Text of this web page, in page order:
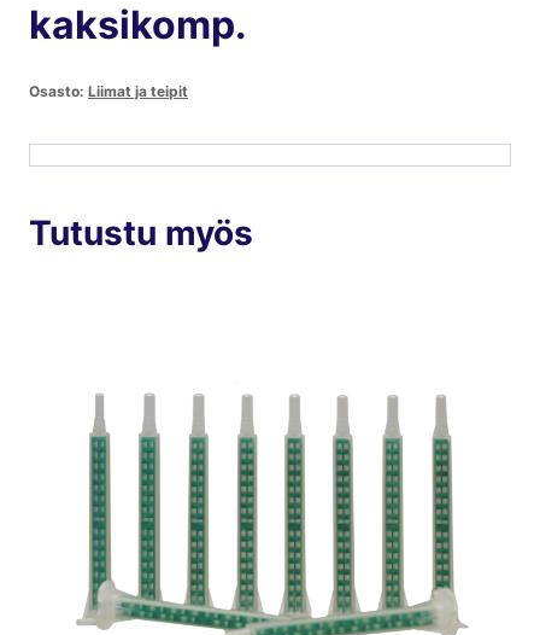
kaksikomp.
Osasto: Liimat ja teipit
Tutustu myös